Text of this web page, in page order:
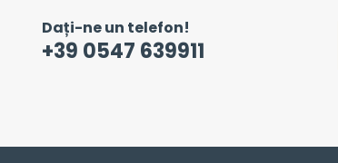
Dați-ne un telefon!
+39 0547 639911